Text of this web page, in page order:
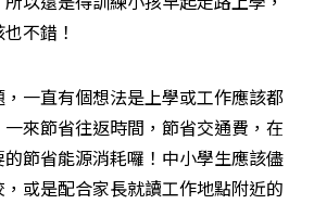
不錯！
一直有個想法是上學或工作應該都
來節省往返時間，節省交通費，在
節省能源消耗囉！中小學生應該儘
或是配合家長就讀工作地點附近的